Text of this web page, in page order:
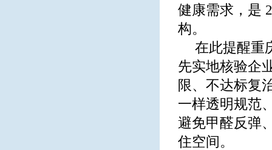
健康需求，是
构。
在此提醒重
先实地核验企
限、不达标复
一样透明规范
避免甲醛反弹
住空间。